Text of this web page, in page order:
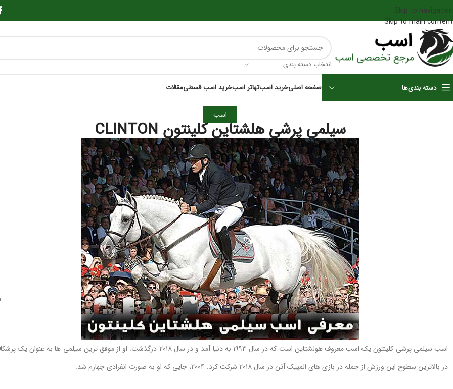
Skip to navigation
Skip to main content
انتخاب دسته بندی
دسته بندی‌ها صفحه اصلیخرید اسبتهاتر اسبخرید اسب قسطیمقالات
اسب
سیلمی پرشی هلشتاین کلینتون CLINTON
اسب سیلمی پرشی کلینتون یک اسب معروف هولشتاین است که در سال ۱۹۹۳ به دنیا آمد و در سال ۲۰۱۸ درگذشت. او از موفق ترین سیلمی ها به عنوان یک
در بالاترین سطوح این ورزش از جمله در بازی های المپیک آتن در سال ۲۰۱۸ شرکت کرد. ۲۰۰۴، جایی که او به صورت انفرادی چهارم شد.